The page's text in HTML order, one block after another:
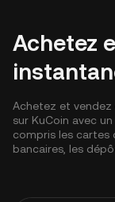
Achetez
Achetez et
sur KuCoin avec
compris les cartes
bancaires, les